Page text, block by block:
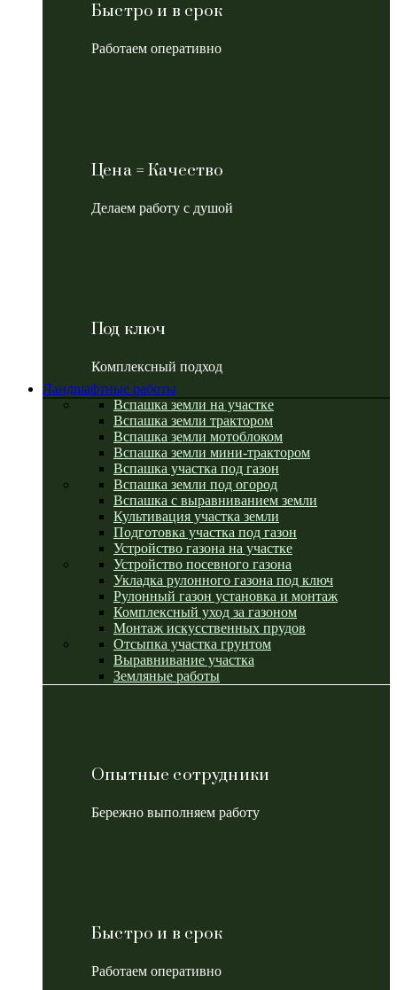
Быстро и в срок
Работаем оперативно
Цена = Качество
Делаем работу с душой
Под ключ
Комплексный подход
Ландшафтные работы
Вспашка земли на участке
Вспашка земли трактором
Вспашка земли мотоблоком
Вспашка земли мини-трактором
Вспашка участка под газон
Вспашка земли под огород
Вспашка с выравниванием земли
Культивация участка земли
Подготовка участка под газон
Устройство газона на участке
Устройство посевного газона
Укладка рулонного газона под ключ
Рулонный газон установка и монтаж
Комплексный уход за газоном
Монтаж искусственных прудов
Отсыпка участка грунтом
Выравнивание участка
Земляные работы
Опытные сотрудники
Бережно выполняем работу
Быстро и в срок
Работаем оперативно